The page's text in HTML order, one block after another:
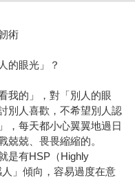
術
的眼光」？
我的」，對「別人的眼
別人喜歡，不希望別人認
，每天都小心翼翼地過日
兢兢、畏畏縮縮的。
是有HSP（Highly
」傾向，容易過度在意